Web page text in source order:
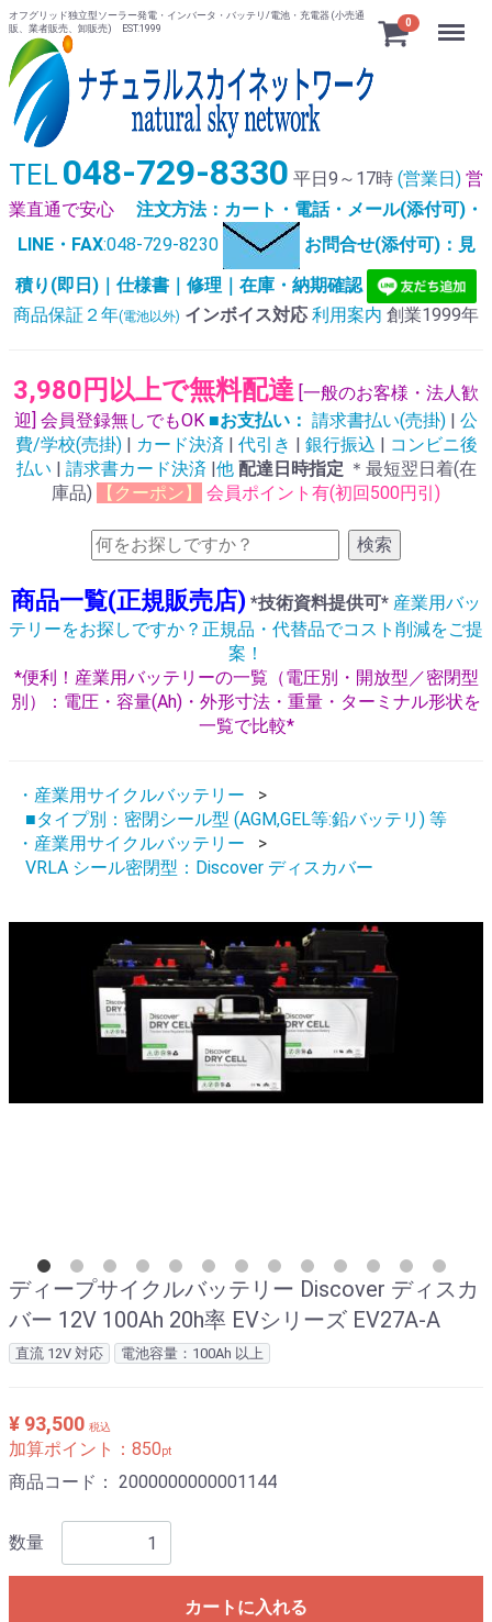
オフグリッド独立型ソーラー発電・インバータ・バッテリ/電池・充電器 (小売通
販、業者販売、卸販売) EST.1999
0 Menu
TEL 048-729-8330 平日9～17時 (営業日) 営
業直通で安心
注文方法：カート・電話・メール(添付可)・
LINE・FAX:048-729-8230
お問合せ(添付可)：見
積り(即日)｜仕様書｜修理｜在庫・納期確認
商品保証２年(電池以外) インボイス対応 利用案内 創業1999年
3,980円以上で無料配達 [一般のお客様・法人歓
迎] 会員登録無しでもOK ■お支払い： 請求書払い(売掛) | 公
費/学校(売掛) | カード決済 | 代引き | 銀行振込 | コンビニ後
払い | 請求書カード決済 |他 配達日時指定 ＊最短翌日着(在
庫品)
【クーポン】 会員ポイント有(初回500円引)
検索
商品一覧(正規販売店) *技術資料提供可* 産業用バッ
テリーをお探しですか？正規品・代替品でコスト削減をご提
案！
*便利！産業用バッテリーの一覧（電圧別・開放型／密閉型
別）：電圧・容量(Ah)・外形寸法・重量・ターミナル形状を
一覧で比較*
・産業用サイクルバッテリー
■タイプ別：密閉シール型 (AGM,GEL等:鉛バッテリ) 等
・産業用サイクルバッテリー
VRLA シール密閉型：Discover ディスカバー
ディープサイクルバッテリー Discover ディスカ
バー 12V 100Ah 20h率 EVシリーズ EV27A-A
直流 12V 対応 電池容量：100Ah 以上
¥ 93,500 税込
加算ポイント： 850pt
商品コード： 2000000000001144
数量
カートに入れる